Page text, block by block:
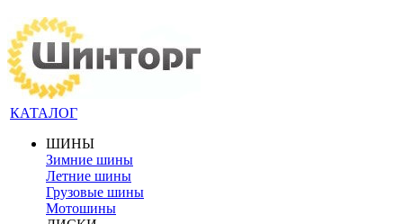
КАТАЛОГ
ШИНЫ
Зимние шины
Летние шины
Грузовые шины
Мотошины